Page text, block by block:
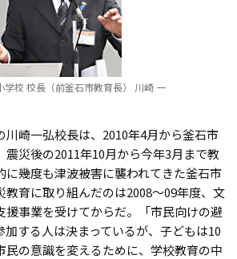
学校 校長（前釜石市教育長） 川崎 一
川崎一弘校長は、2010年4月から釜石市
震災後の2011年10月から今年3月まで教
に幾度も津波被害に襲われてきた釜石市
教育に取り組んだのは2008～09年度、文
援事業を受けてからだ。「市民向けの避
する人は決まっているが、子どもは10
民の意識を変えるために、学校教育の中